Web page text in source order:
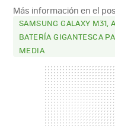
Más información en el
SAMSUNG GALAXY M31,
BATERÍA GIGANTESCA
MEDIA